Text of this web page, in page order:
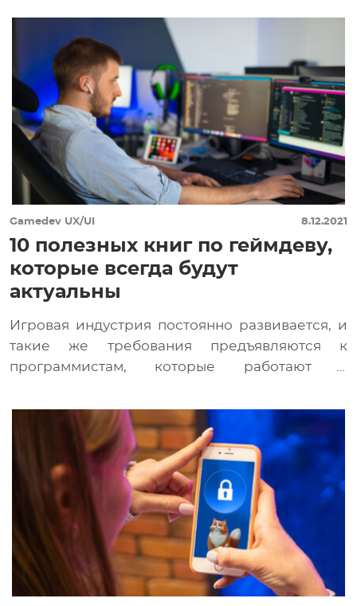
распространением системы
программирования C++. Многие […]
Gamedev UX/UI 8.12.2021
10 полезных книг по геймдеву,
которые всегда будут
актуальны
Игровая индустрия постоянно развивается, и
такие же требования предъявляются к
программистам, которые работают в